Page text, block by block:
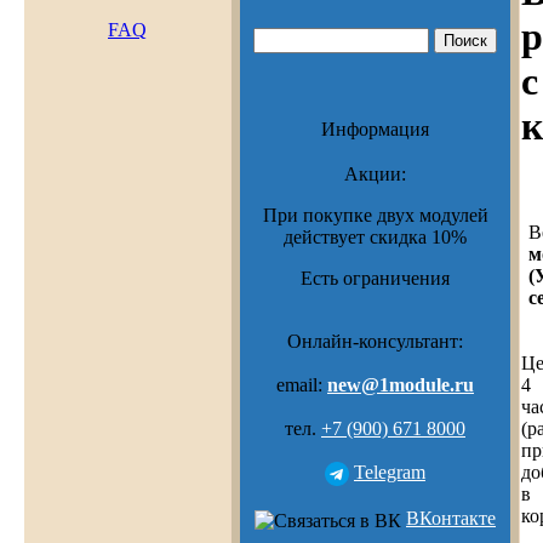
FAQ
Информация
Акции:
При покупке двух модулей
действует скидка 10%
Есть ограничения
Онлайн-консультант:
email: new@1module.ru
тел. +7 (900) 671 8000
Telegram
ВКонтакте
с
4
в